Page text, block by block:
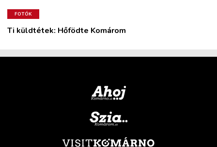
FOTÓK
Ti küldtétek: Hőfödte Komárom